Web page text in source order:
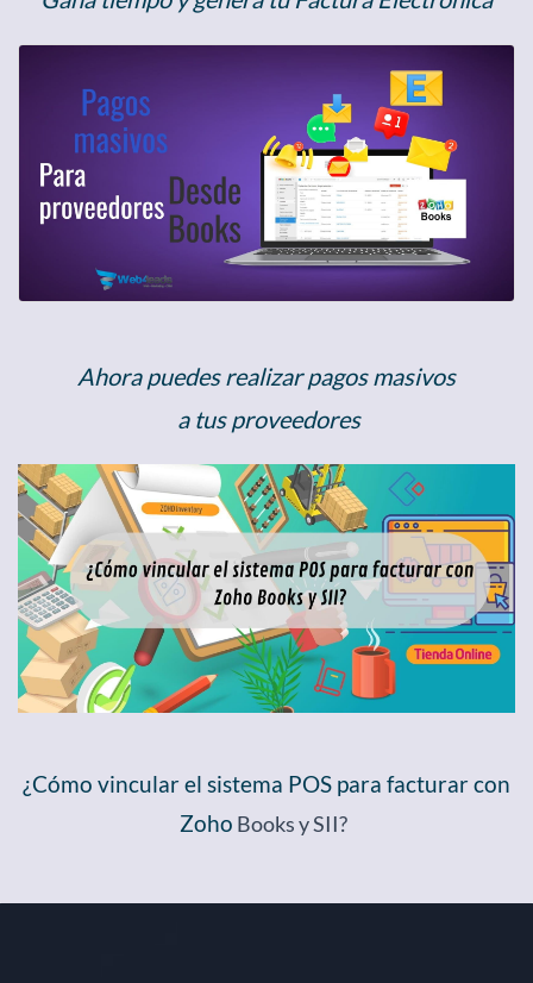
Ahora puedes realizar pagos masivos
a tus proveedores
¿Cómo vincular el sistema POS para facturar con
Zoho Books y SII?